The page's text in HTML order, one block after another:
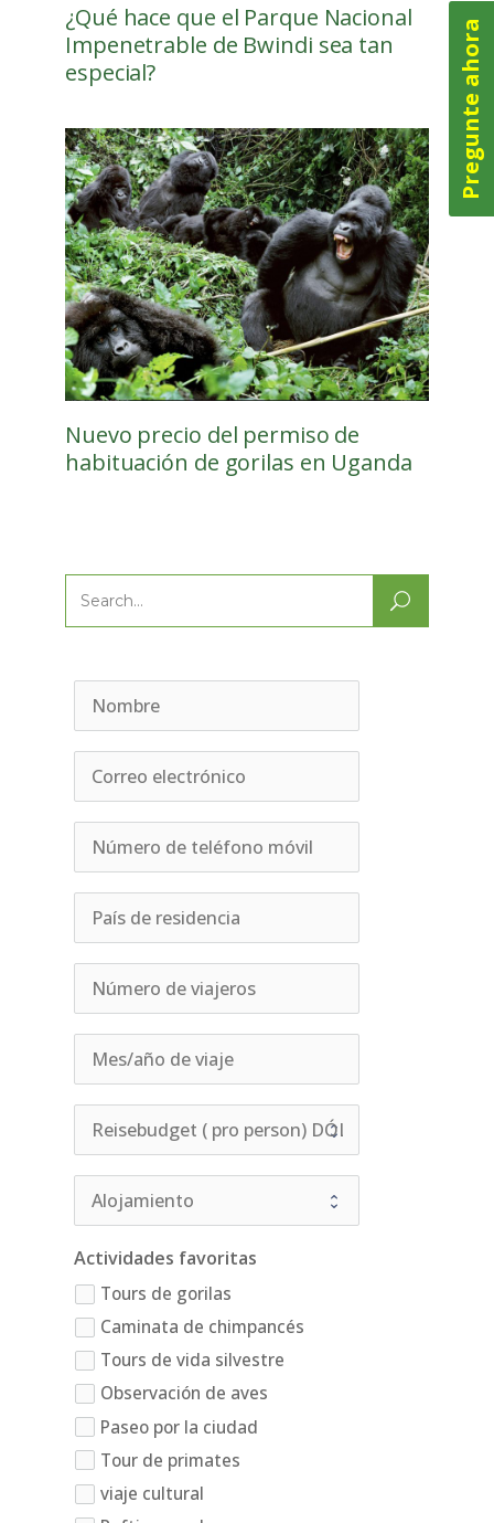
¿Qué hace que el Parque Nacional
Impenetrable de Bwindi sea tan
especial?
Nuevo precio del permiso de
habituación de gorilas en Uganda
Search
for:
Actividades favoritas
Tours de gorilas
Caminata de chimpancés
Tours de vida silvestre
Observación de aves
Paseo por la ciudad
Tour de primates
viaje cultural
Pregunte ahora